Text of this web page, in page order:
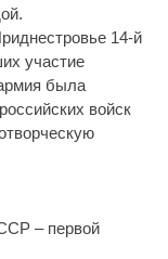
14-й
участие
была
войск
– первой